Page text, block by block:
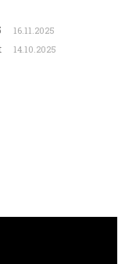
16.11.2025
14.10.2025